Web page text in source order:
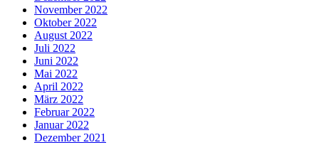
November 2022
Oktober 2022
August 2022
Juli 2022
Juni 2022
Mai 2022
April 2022
März 2022
Februar 2022
Januar 2022
Dezember 2021